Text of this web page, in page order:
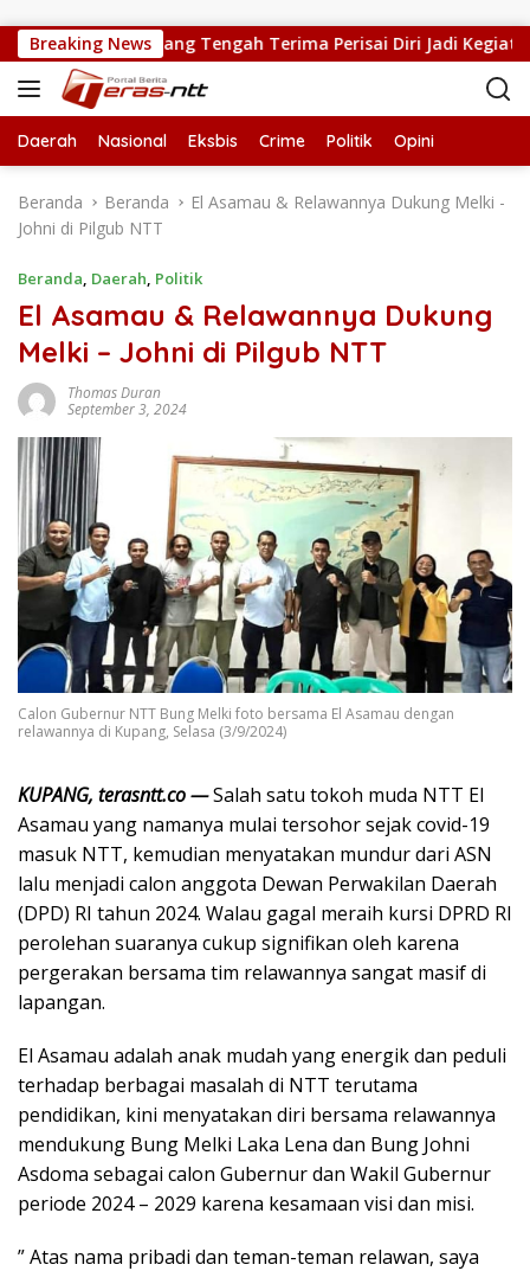
Breaking News
SMPN 5 Kupang Tengah Terima Perisai Diri Jadi Kegiatan
Daerah Nasional Eksbis Crime Politik Opini
Beranda Beranda
El Asamau & Relawannya Dukung Melki -
Johni di Pilgub NTT
Beranda, Daerah, Politik
El Asamau & Relawannya Dukung
Melki – Johni di Pilgub NTT
Thomas Duran
September 3, 2024
Calon Gubernur NTT Bung Melki foto bersama El Asamau dengan
relawannya di Kupang, Selasa (3/9/2024)
KUPANG, terasntt.co —Salah satu tokoh muda NTT El
Asamau yang namanya mulai tersohor sejak covid-19
masuk NTT, kemudian menyatakan mundur dari ASN
lalu menjadi calon anggota Dewan Perwakilan Daerah
(DPD) RI tahun 2024. Walau gagal meraih kursi DPRD RI
perolehan suaranya cukup signifikan oleh karena
pergerakan bersama tim relawannya sangat masif di
lapangan.
El Asamau adalah anak mudah yang energik dan peduli
terhadap berbagai masalah di NTT terutama
pendidikan, kini menyatakan diri bersama relawannya
mendukung Bung Melki Laka Lena dan Bung Johni
Asdoma sebagai calon Gubernur dan Wakil Gubernur
periode 2024 – 2029 karena kesamaan visi dan misi.
” Atas nama pribadi dan teman-teman relawan, saya